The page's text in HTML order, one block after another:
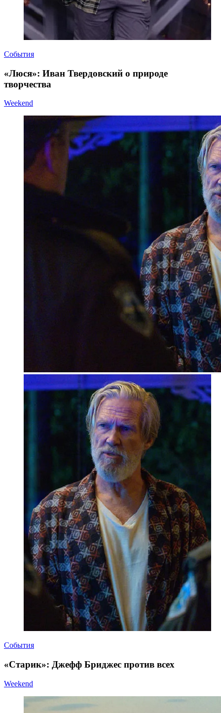
События
«Люся»: Иван Твердовский о природе
творчества
Weekend
События
«Старик»: Джефф Бриджес против всех
Weekend